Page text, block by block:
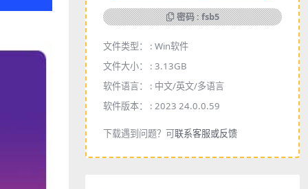
密码 : fsb5
文件类型： : Win软件
文件大小： : 3.13GB
软件语言： : 中文/英文/多语言
软件版本： : 2023 24.0.0.59
下载遇到问题？可联系客服或反馈